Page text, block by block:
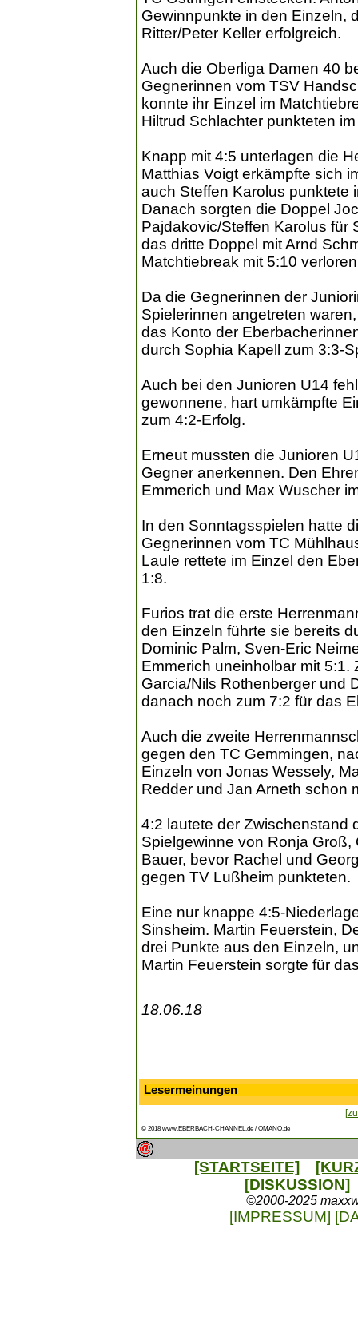
Gewinnpunkte in den Einzeln,
Ritter/Peter Keller erfolgreich.
Auch die Oberliga Damen 40
Gegnerinnen vom TSV
konnte ihr Einzel im
Hiltrud Schlachter punkteten
Knapp mit 4:5 unterlagen die
Matthias Voigt erkämpfte sich
auch Steffen Karolus punktete
Danach sorgten die Doppel
Pajdakovic/Steffen Karolus für
das dritte Doppel mit Arnd
Matchtiebreak mit 5:10
Da die Gegnerinnen der
Spielerinnen angetreten
das Konto der
durch Sophia Kapell zum 3:3-
Auch bei den Junioren U14
gewonnene, hart umkämpfte
zum 4:2-Erfolg.
Erneut mussten die Junioren
Gegner anerkennen. Den
Emmerich und Max Wuscher
In den Sonntagsspielen hatte
Gegnerinnen vom TC
Laule rettete im Einzel den
1:8.
Furios trat die erste
den Einzeln führte sie bereits
Dominic Palm, Sven-Eric
Emmerich uneinholbar mit
Garcia/Nils Rothenberger und
danach noch zum 7:2 für das
Auch die zweite
gegen den TC Gemmingen,
Einzeln von Jonas Wessely,
Redder und Jan Arneth schon
4:2 lautete der Zwischenstand
Spielgewinne von Ronja
Bauer, bevor Rachel und
gegen TV Lußheim punkteten.
Eine nur knappe 4:5-
Sinsheim. Martin Feuerstein,
drei Punkte aus den Einzeln,
Martin Feuerstein sorgte für
18.06.18
Lesermeinungen
© 2018 www.EBERBACH-CHANNEL.de / OMANO.de
[STARTSEITE]
[DISKUSSION]
©2000-2025
[IMPRESSUM]